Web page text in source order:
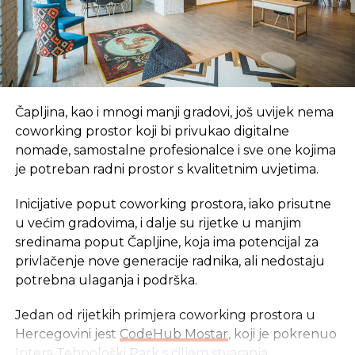
“Garantujemo da će svi zaposleni dobiti svoja
radu i zakonom predviđenih mehanizama za
djelovanje u ovakvim i sličnim situacijama.
Želimo da naglasimo da se zbog postupaka
Ambasade SAD na najbrutalniji način radnicima
egzistencije iako za to nema bilo kakvog
pravnog osnova. Baš zbog toga pozivamo sve
nadležne institucije da što prije pronađu
adekvatno rješenje kako ni jedna druga
domaća kompanija u budućnosti ne bi bila
izložena nezabilježenoj diskriminaciji” ,
saopšteno je iz “Invictusa”.
Čapljina, kao i mnogi manji gradovi, još uvijek nema
coworking prostor koji bi privukao digitalne
nomade, samostalne profesionalce i sve one kojima
je potreban radni prostor s kvalitetnim uvjetima.
Inicijative poput coworking prostora, iako prisutne
u većim gradovima, i dalje su rijetke u manjim
sredinama poput Čapljine, koja ima potencijal za
privlačenje nove generacije radnika, ali nedostaju
potrebna ulaganja i podrška.
Jedan od rijetkih primjera coworking prostora u
Hercegovini jest CodeHub Mostar, koji je pokrenuo